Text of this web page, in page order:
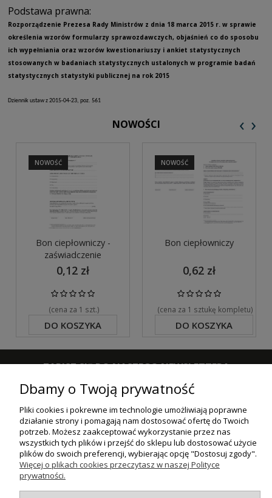
Podstawa prawna:
Rozporządzenie Prezesa Rady Ministrów z dnia 18 marca 2015 r. w sprawie
określenia wzorów formularzy sprawozdawczych, objaśnień co do sposobu
ich wypełniania oraz wzorów kwestionariuszy i ankiet statystycznych
stosowanych w badaniach statystycznych ustalonych w programie badań
statystycznych statystyki publicznej na rok 2015
Dziennik ustaw z 2015-04-23, poz. 561
NOWOŚCI
Bon ciepłowniczy -
zaświadczenie
0,12 zł
(cena za 1 szt.)
DO KOSZYKA
NOWOŚĆ
Bon ciepłowniczy
0,62 zł
(cena za 1 sztukę kompletu)
DO KOSZYKA
NOWOŚĆ
‹ ›
ZAPISZ SIĘ DO NASZEGO NEWSLETTERA
ZAKUPY
POMOC
Dbamy o Twoją prywatność
Pliki cookies i pokrewne im technologie umożliwiają poprawne
działanie strony i pomagają nam dostosować ofertę do Twoich
potrzeb. Możesz zaakceptować wykorzystanie przez nas
wszystkich tych plików i przejść do sklepu lub dostosować użycie
plików do swoich preferencji, wybierając opcję "Dostosuj zgody".
Więcej o plikach cookies przeczytasz w naszej Polityce
prywatności.